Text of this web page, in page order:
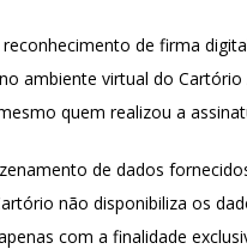
de firma
ambiente virtual do
quem realizou a
de dados
não disponibiliza os
com a finalidade